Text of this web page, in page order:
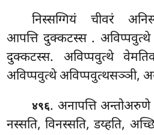
निस्सग्गियं चीवरं
आपत्ति दुक्कटस्स .
दुक्कटस्स. अविप्पवुत्थे
अविप्पवुत्थे अविप्पवुत्थसञ्ञी,
४९६. अनापत्ति अन्तोअरुणे
नस्सति, विनस्सति, डय्हति,